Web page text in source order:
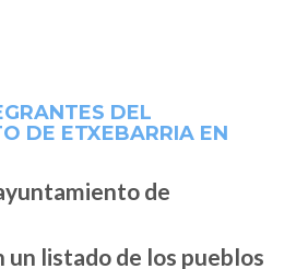
DEL
DE ETXEBARRIA EN
un listado de los pueblos